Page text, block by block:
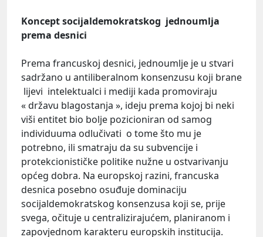
Koncept socijaldemokratskog jednoumlja
prema desnici
Prema francuskoj desnici, jednoumlje je u stvari
sadržano u antiliberalnom konsenzusu koji brane
lijevi intelektualci i mediji kada promoviraju
« državu blagostanja », ideju prema kojoj bi neki
viši entitet bio bolje pozicioniran od samog
individuuma odlučivati o tome što mu je
potrebno, ili smatraju da su subvencije i
protekcionističke politike nužne u ostvarivanju
općeg dobra. Na europskoj razini, francuska
desnica posebno osuđuje dominaciju
socijaldemokratskog konsenzusa koji se, prije
svega, očituje u centralizirajućem, planiranom i
zapovjednom karakteru europskih institucija.